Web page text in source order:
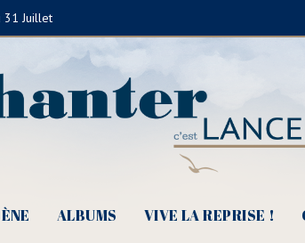
31 Juillet
ALBUMS VIVE LA REPRISE !